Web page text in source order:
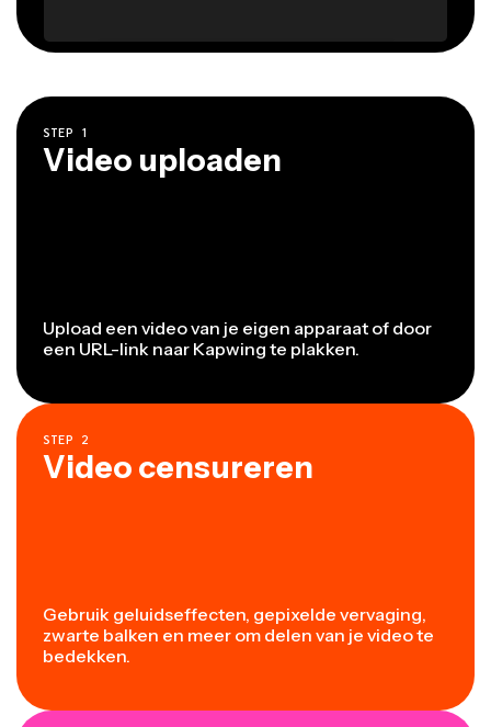
STEP 1
Video uploaden
Upload een video van je eigen apparaat of door
een URL-link naar Kapwing te plakken.
STEP 2
Video censureren
Gebruik geluidseffecten, gepixelde vervaging,
zwarte balken en meer om delen van je video te
bedekken.